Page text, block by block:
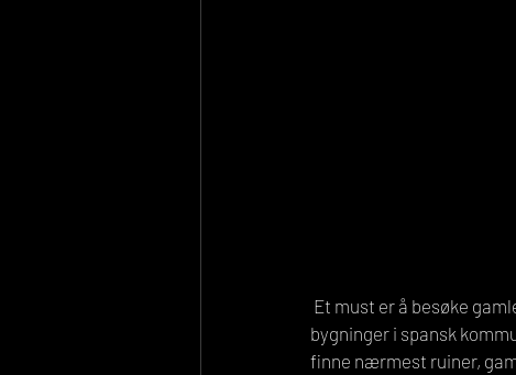
bygninger i spansk
finne nærmest ruiner,